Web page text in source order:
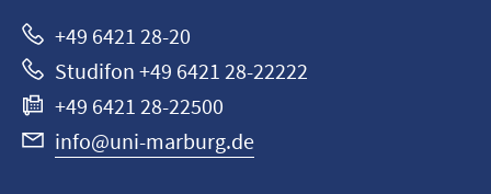
+49 6421 28-20
Studifon +49 6421 28-22222
+49 6421 28-22500
info@uni-marburg.de